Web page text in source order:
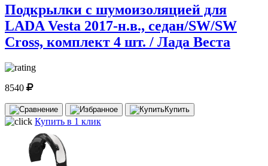
Подкрылки с шумоизоляцией для
LADA Vesta 2017-н.в., седан/SW/SW
Cross, комплект 4 шт. / Лада Веста
8540
Купить
Купить в 1 клик